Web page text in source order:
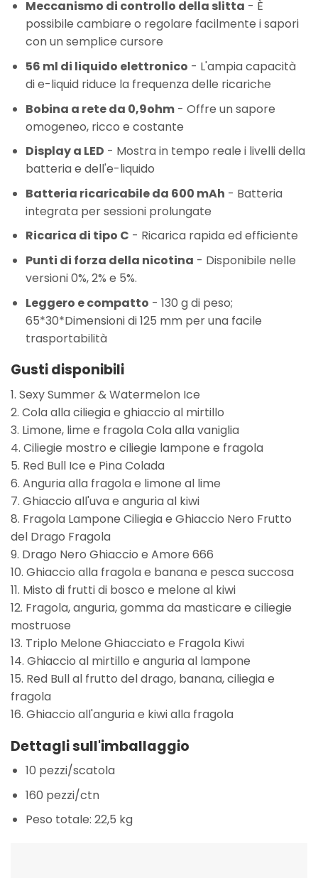
Meccanismo di controllo della slitta - È
possibile cambiare o regolare facilmente i sapori
con un semplice cursore
56 ml di liquido elettronico - L'ampia capacità
di e-liquid riduce la frequenza delle ricariche
Bobina a rete da 0,9ohm- Offre un sapore
omogeneo, ricco e costante
Display a LED - Mostra in tempo reale i livelli della
batteria e dell'e-liquido
Batteria ricaricabile da 600 mAh - Batteria
integrata per sessioni prolungate
Ricarica di tipo C - Ricarica rapida ed efficiente
Punti di forza della nicotina - Disponibile nelle
versioni 0%, 2% e 5%.
Leggero e compatto - 130 g di peso;
65*30*Dimensioni di 125 mm per una facile
trasportabilità
Gusti disponibili
1. Sexy Summer & Watermelon Ice
2. Cola alla ciliegia e ghiaccio al mirtillo
3. Limone, lime e fragola Cola alla vaniglia
4. Ciliegie mostro e ciliegie lampone e fragola
5. Red Bull Ice e Pina Colada
6. Anguria alla fragola e limone al lime
7. Ghiaccio all'uva e anguria al kiwi
8. Fragola Lampone Ciliegia e Ghiaccio Nero Frutto
del Drago Fragola
9. Drago Nero Ghiaccio e Amore 666
10. Ghiaccio alla fragola e banana e pesca succosa
11. Misto di frutti di bosco e melone al kiwi
12. Fragola, anguria, gomma da masticare e ciliegie
mostruose
13. Triplo Melone Ghiacciato e Fragola Kiwi
14. Ghiaccio al mirtillo e anguria al lampone
15. Red Bull al frutto del drago, banana, ciliegia e
fragola
16. Ghiaccio all'anguria e kiwi alla fragola
Dettagli sull'imballaggio
10 pezzi/scatola
160 pezzi/ctn
Peso totale: 22,5 kg